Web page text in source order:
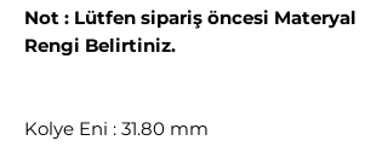
Not : Lütfen sipariş öncesi Materyal
Rengi Belirtiniz.
Kolye Eni : 31.80 mm